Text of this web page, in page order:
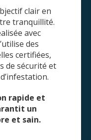
clair en
tranquillité.
avec
des
certifiées,
de sécurité et
rapide et
un
et sain.